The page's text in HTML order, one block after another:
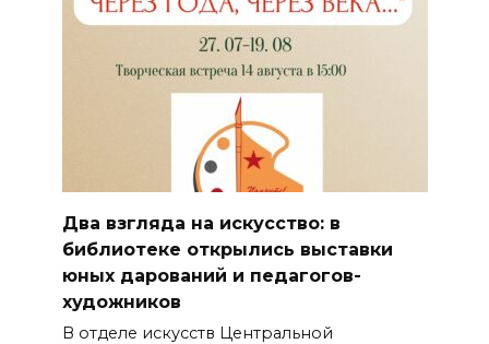
Два взгляда на искусство: в
библиотеке открылись выставки
юных дарований и педагогов-
художников
В отделе искусств Центральной